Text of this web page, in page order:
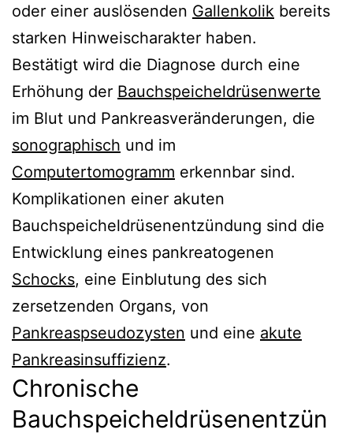
oder einer auslösenden Gallenkolik bereits
starken Hinweischarakter haben.
Bestätigt wird die Diagnose durch eine
Erhöhung der Bauchspeicheldrüsenwerte
im Blut und Pankreasveränderungen, die
sonographisch und im
Computertomogramm erkennbar sind.
Komplikationen einer akuten
Bauchspeicheldrüsenentzündung sind die
Entwicklung eines pankreatogenen
Schocks, eine Einblutung des sich
zersetzenden Organs, von
Pankreaspseudozysten und eine akute
Pankreasinsuffizienz.
Chronische
Bauchspeicheldrüsenentzün